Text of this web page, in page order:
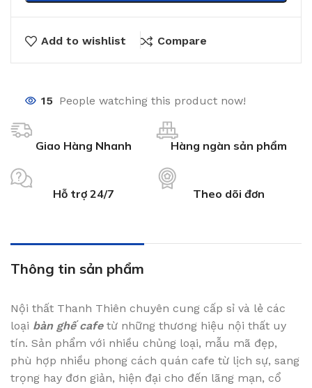
Add to wishlist Compare
15 People watching this product now!
Giao Hàng Nhanh Hàng ngàn sản phẩm
Hỗ trợ 24/7 Theo dõi đơn
Thông tin sản phẩm
Nội thất Thanh Thiên chuyên cung cấp sỉ và lẻ các
loại bàn ghế cafetừ những thương hiệu nội thất uy
tín. Sản phẩm với nhiều chủng loại, mẫu mã đẹp,
phù hợp nhiều phong cách quán cafe từ lịch sự, sang
trọng hay đơn giản, hiện đại cho đến lãng mạn, cổ